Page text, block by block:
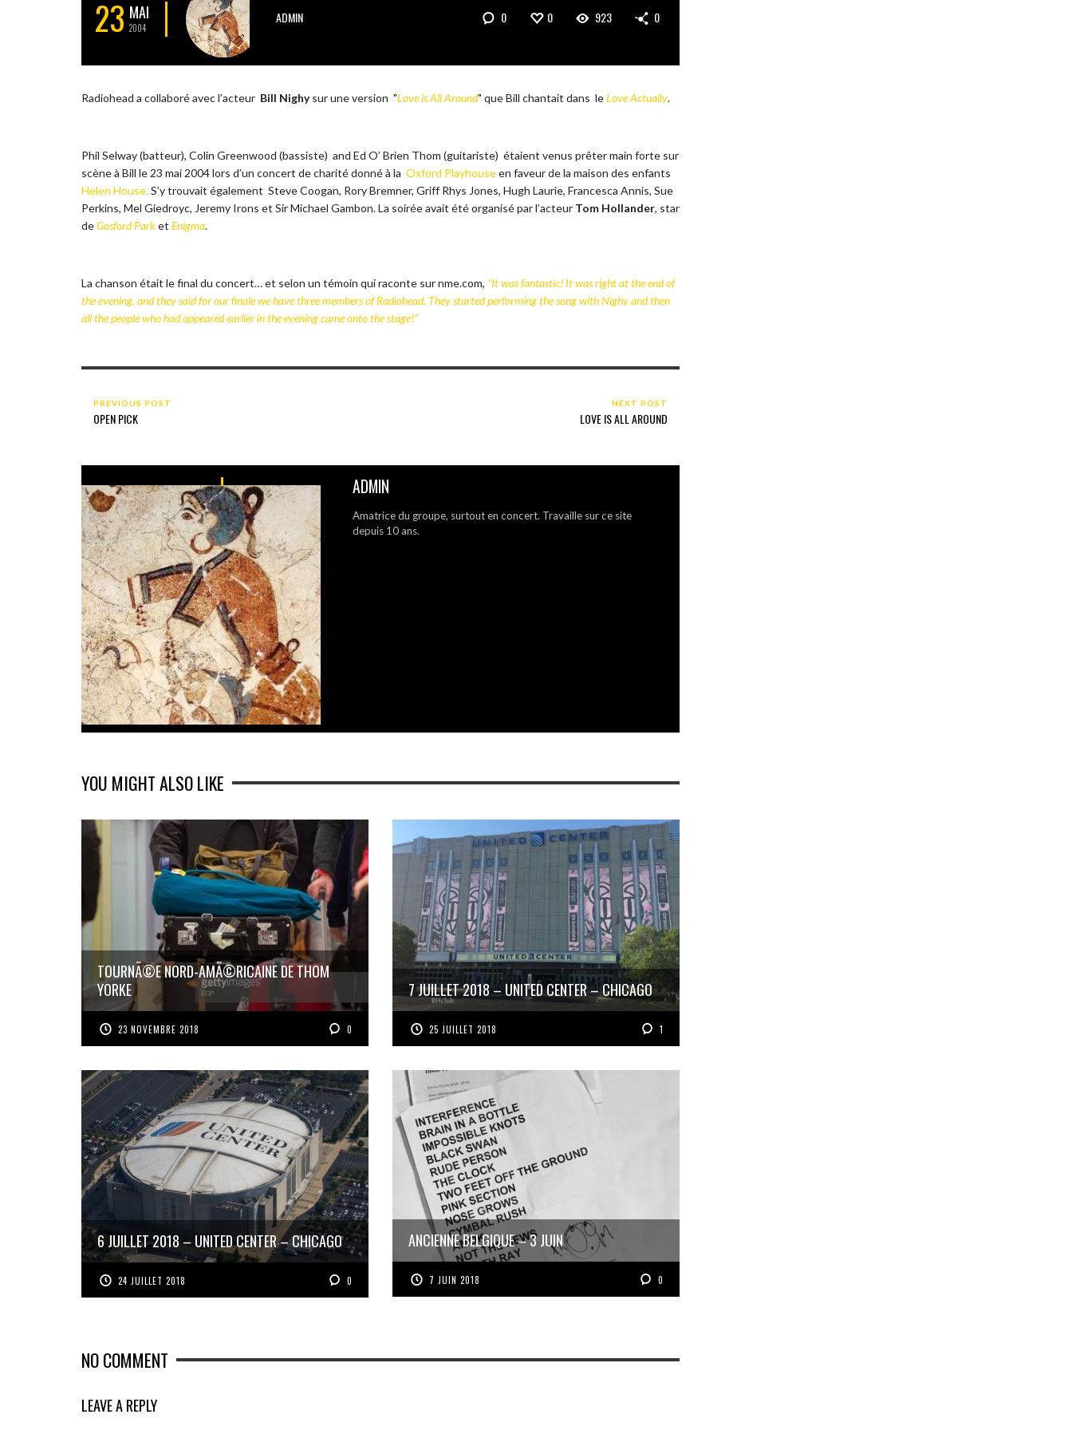
23 MAI
2004
ADMIN 0 0 923 0
Radiohead a collaboré avec l’acteur Bill Nighysur une version "Love is All Around" que Bill chantait dans leLove Actually.
Phil Selway (batteur), Colin Greenwood (bassiste) and Ed O’ Brien Thom (guitariste) étaient venus prêter main forte sur
scène à Bill le 23 mai 2004 lors d’un concert de charité donné à la Oxford Playhouseen faveur de la maison des enfants
Helen House.S’y trouvait également Steve Coogan, Rory Bremner, Griff Rhys Jones, Hugh Laurie, Francesca Annis, Sue
Perkins, Mel Giedroyc, Jeremy Irons et Sir Michael Gambon. La soirée avait été organisé par l’acteur Tom Hollander, star
deGosford Parket Enigma.
La chanson était le final du concert… et selon un témoin qui raconte sur nme.com, “It was fantastic! It was right at the end of
the evening, and they said for our finale we have three members of Radiohead. They started performing the song with Nighy and then
all the people who had appeared earlier in the evening came onto the stage!”
PREVIOUS POST
OPEN PICK
NEXT POST
LOVE IS ALL AROUND
ADMIN
Amatrice du groupe, surtout en concert. Travaille sur ce site
depuis 10 ans.
YOU MIGHT ALSO LIKE
TOURNÃ©E NORD-AMÃ©RICAINE DE THOM
YORKE
23 NOVEMBRE 2018 0
7 JUILLET 2018 – UNITED CENTER – CHICAGO
25 JUILLET 2018 1
6 JUILLET 2018 – UNITED CENTER – CHICAGO
24 JUILLET 2018 0
ANCIENNE BELGIQUE – 3 JUIN
7 JUIN 2018 0
NO COMMENT
LEAVE A REPLY